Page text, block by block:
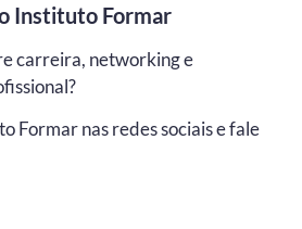
Instituto Formar
carreira, networking e
Formar nas redes sociais e fale